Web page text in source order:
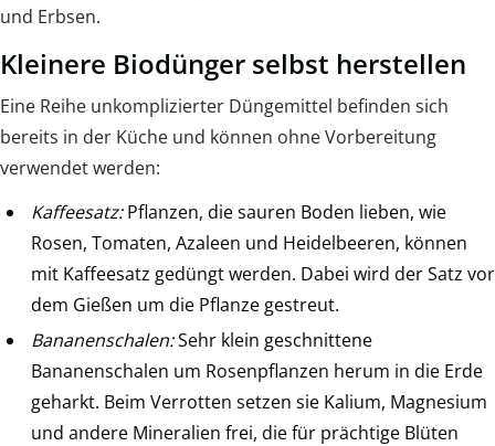
und Erbsen.
Kleinere Biodünger selbst herstellen
Eine Reihe unkomplizierter Düngemittel befinden sich
bereits in der Küche und können ohne Vorbereitung
verwendet werden:
Kaffeesatz:Pflanzen, die sauren Boden lieben, wie
Rosen, Tomaten, Azaleen und Heidelbeeren, können
mit Kaffeesatz gedüngt werden. Dabei wird der Satz vor
dem Gießen um die Pflanze gestreut.
Bananenschalen:Sehr klein geschnittene
Bananenschalen um Rosenpflanzen herum in die Erde
geharkt. Beim Verrotten setzen sie Kalium, Magnesium
und andere Mineralien frei, die für prächtige Blüten